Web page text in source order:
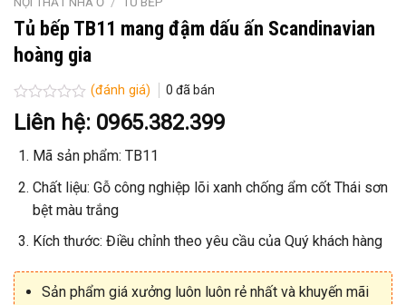
Tủ bếp TB11 mang đậm dấu ấn Scandinavian
hoàng gia
Được
xếp
0
sao
(đánh giá) 0 đã bán
Liên hệ: 0965.382.399
Mã sản phẩm: TB11
Chất liệu: Gỗ công nghiệp lõi xanh chống ẩm cốt Thái sơn
bệt màu trắng
Kích thước: Điều chỉnh theo yêu cầu của Quý khách hàng
Sản phẩm giá xưởng luôn luôn rẻ nhất và khuyến mãi